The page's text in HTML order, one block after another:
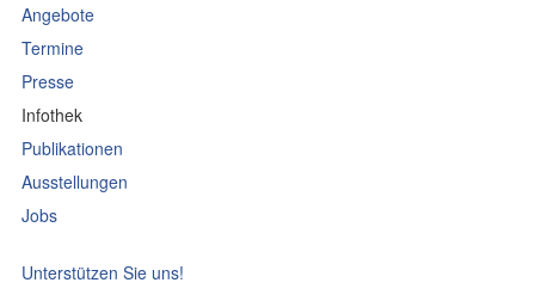
Angebote
Termine
Presse
Infothek
Publikationen
Ausstellungen
Jobs
Unterstützen Sie uns!